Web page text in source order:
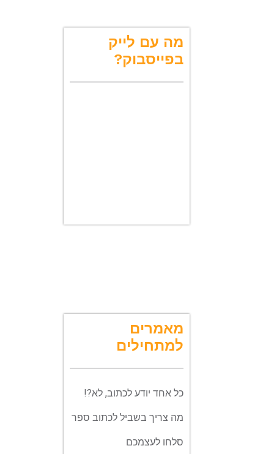
א
ו
ת
מה עם לייק
בפייסבוק?
מאמרים
למתחילים
כל אחד יודע לכתוב, לא?!
מה צריך בשביל לכתוב ספר
סלחו לעצמכם